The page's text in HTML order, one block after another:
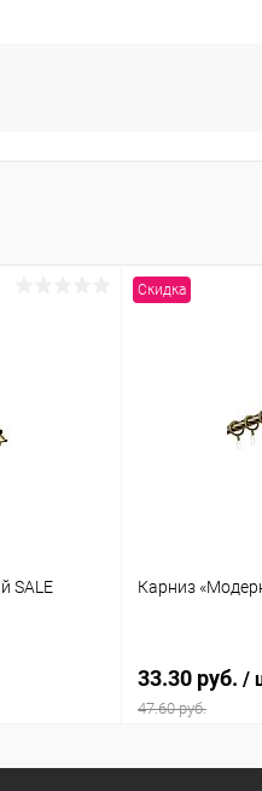
SALE
Скидка
Карниз
33.30 руб. /
47.60 руб.